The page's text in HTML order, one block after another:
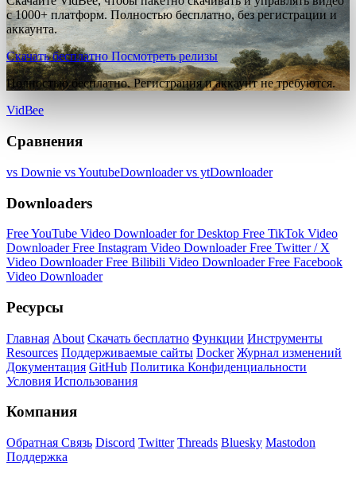
с 1000+ платформ. Полностью бесплатно, без регистрации и
аккаунта.
Скачать бесплатно Посмотреть релизы
Полностью бесплатно. Регистрация и аккаунт не требуются.
VidBee
Сравнения
vs Downie vs YoutubeDownloadervs ytDownloader
Downloaders
Free YouTube Video Downloader for Desktop Free TikTok Video
DownloaderFree Instagram Video DownloaderFree Twitter / X
Video DownloaderFree Bilibili Video DownloaderFree Facebook
Video Downloader
Ресурсы
Главная About Скачать бесплатно Функции Инструменты
Resources Поддерживаемые сайты Docker Журнал изменений
Документация GitHub Политика Конфиденциальности
Условия Использования
Компания
Обратная Связь Discord Twitter Threads Bluesky Mastodon
Поддержка